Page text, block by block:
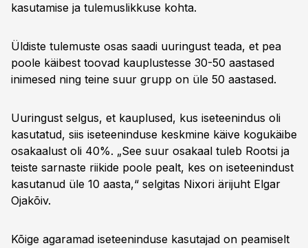
kasutamise ja tulemuslikkuse kohta.
Üldiste tulemuste osas saadi uuringust teada, et pea
poole käibest toovad kauplustesse 30-50 aastased
inimesed ning teine suur grupp on üle 50 aastased.
Uuringust selgus, et kauplused, kus iseteenindus oli
kasutatud, siis iseteeninduse keskmine käive kogukäibe
osakaalust oli 40%. „See suur osakaal tuleb Rootsi ja
teiste sarnaste riikide poole pealt, kes on iseteenindust
kasutanud üle 10 aasta,“ selgitas Nixori ärijuht Elgar
Ojakõiv.
Kõige agaramad iseteeninduse kasutajad on peamiselt